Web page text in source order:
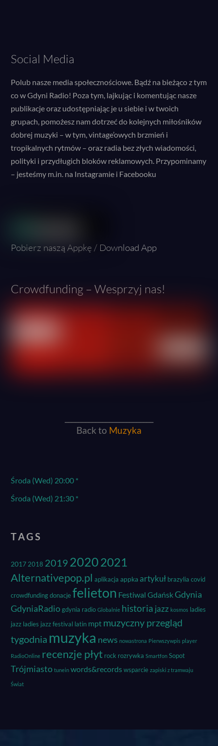
Social Media
Polub nasze media społecznościowe. Bądź na bieżąco z tym
co w Gdyni Radio! Poza tym, lajkując i komentując nasze
publikacje oraz udostępniając je u siebie i w twoich
grupach, pomożesz nam dotrzeć do kolejnych miłośników
dobrej muzyki – w tym, vintage’owych brzmień i
tropikalnych rytmów – oraz radia bez złych wiadomości,
polityki i przydługich bloków reklamowych. Przypominamy
– jesteśmy m.in. na Instagramie i Facebooku
Pobierz naszą Appkę / Download App
Crowdfunding – Wesprzyj nas!
Back to Muzyka
Środa (Wed) 20:00 *
Środa (Wed) 21:30 *
TAGS
2017 2018 2019 20202021
Alternativepop.pl aplikacja appka artykuł brazylia covid
crowdfunding donacje felieton Festiwal Gdańsk Gdynia
GdyniaRadio gdynia radio Globalnie historia jazz kosmos ladies
jazz ladies jazz festival latin mpt muzyczny przegląd
tygodnia muzyka news nowastrona Pierwszywpis player
RadioOnline recenzje płyt rock rozrywka Smartfon Sopot
Trójmiasto tunein words&records wsparcie zapiski z tramwaju
Świat